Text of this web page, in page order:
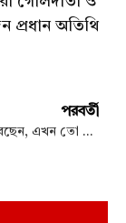
প্রধান অতিথি
পরবর্তী
‘যে অপকর্ম করেছেন, এখন তো বাঁচানোর জন্য হাউন আংকেল নাই…’